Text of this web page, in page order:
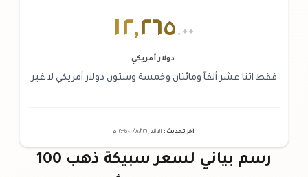
١٢,٢٦٥.٠٠
دولار أمريكي
فقط اثنا عشر ألفاً ومائتان وخمسة وستون دولار أمريكي لا غير
آخر تحديث : الاثنين ١٠ /٠٨/٢٠٢٦ - ١٢:٣٥ م
رسم بياني لسعر سبيكة ذهب 100